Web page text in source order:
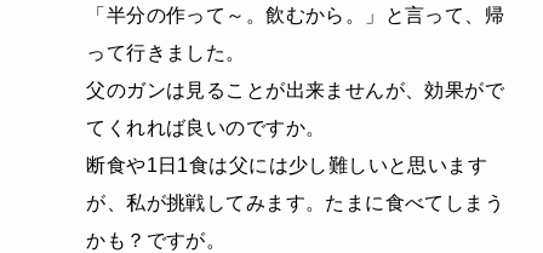
「半分の作って～。飲むから。」と言って、帰
って行きました。
父のガンは見ることが出来ませんが、効果がで
てくれれば良いのですか。
断食や1日1食は父には少し難しいと思います
が、私が挑戦してみます。たまに食べてしまう
かも？ですが。